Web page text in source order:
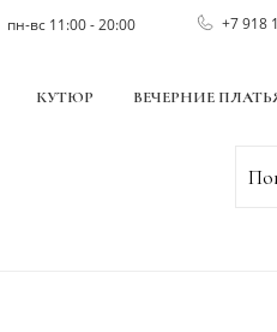
+7 918
пн-вс 11:00 - 20:00
КУТЮР ВЕЧЕРНИЕ